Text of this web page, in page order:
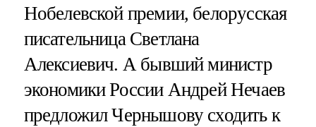
Нобелевской премии, белорусская
писательница Светлана
Алексиевич. А бывший министр
экономики России Андрей Нечаев
предложил Чернышову сходить к